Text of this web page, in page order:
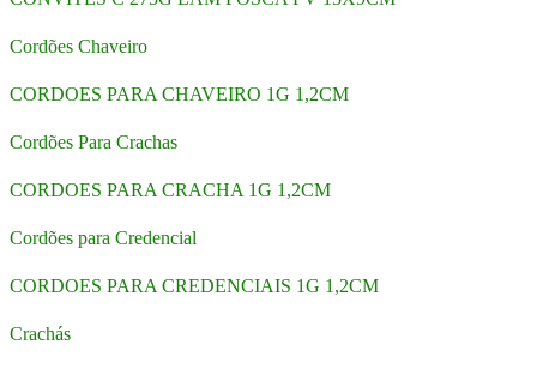
Cordões Chaveiro
CORDOES PARA CHAVEIRO 1G 1,2CM
Cordões Para Crachas
CORDOES PARA CRACHA 1G 1,2CM
Cordões para Credencial
CORDOES PARA CREDENCIAIS 1G 1,2CM
Crachás